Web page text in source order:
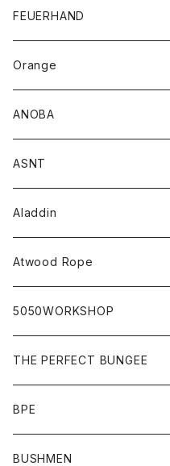
FEUERHAND
Orange
ANOBA
ASNT
Aladdin
Atwood Rope
5050WORKSHOP
THE PERFECT BUNGEE
BPE
BUSHMEN